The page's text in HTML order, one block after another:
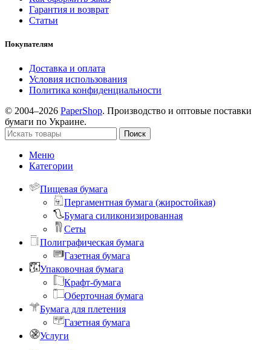
Гарантия и возврат
Статьи
Покупателям
Доставка и оплата
Условия использования
Политика конфиденциальности
© 2004–2026 PaperShop. Производство и оптовые поставки
бумаги по Украине.
Поиск
Меню
Категории
Пищевая бумага
Пергаментная бумага (жиростойкая)
Бумага силиконизированная
Сеты
Полиграфическая бумага
Газетная бумага
Упаковочная бумага
Крафт-бумага
Оберточная бумага
Бумага для плетения
Газетная бумага
Услуги